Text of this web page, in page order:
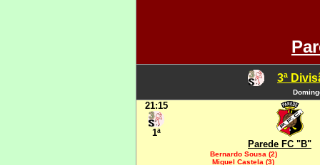
3ª
21:15
1ª
Parede FC "B"
Bernardo Sousa (2)
Miguel Castela (3)